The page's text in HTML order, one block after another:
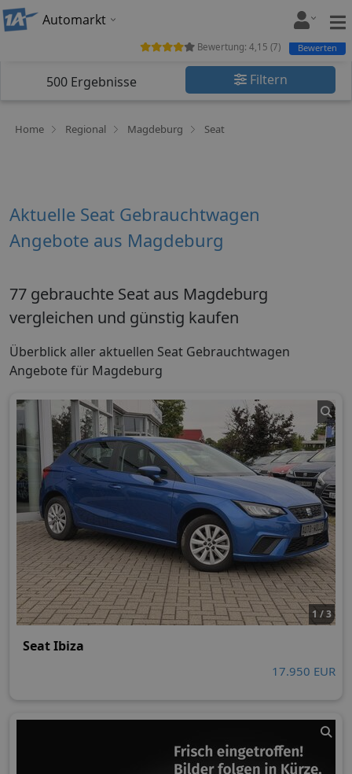
Automarkt
500 Ergebnisse Filtern
Home Regional Magdeburg Seat
Bewertung: 4,15 (7) Bewerten
Aktuelle Seat Gebrauchtwagen
Angebote aus Magdeburg
77 gebrauchte Seat aus Magdeburg
vergleichen und günstig kaufen
Überblick aller aktuellen Seat Gebrauchtwagen
Angebote für Magdeburg
1 / 3
Seat Ibiza
17.950 EUR